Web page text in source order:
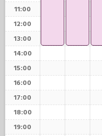
11:00
12:00
13:00
14:00
15:00
16:00
17:00
18:00
19:00